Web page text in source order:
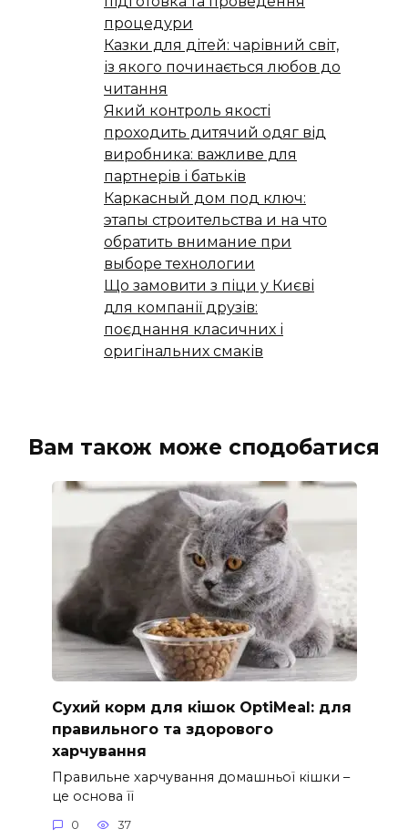
процедури
Казки для дітей: чарівний світ,
із якого починається любов до
читання
Який контроль якості
проходить дитячий одяг від
виробника: важливе для
партнерів і батьків
Каркасный дом под ключ:
этапы строительства и на что
обратить внимание при
выборе технологии
Що замовити з піци у Києві
для компанії друзів:
поєднання класичних і
оригінальних смаків
Вам також може сподобатися
Сухий корм для кішок OptiMeal: для
правильного та здорового
харчування
Правильне харчування домашньої кішки –
це основа її
0 37